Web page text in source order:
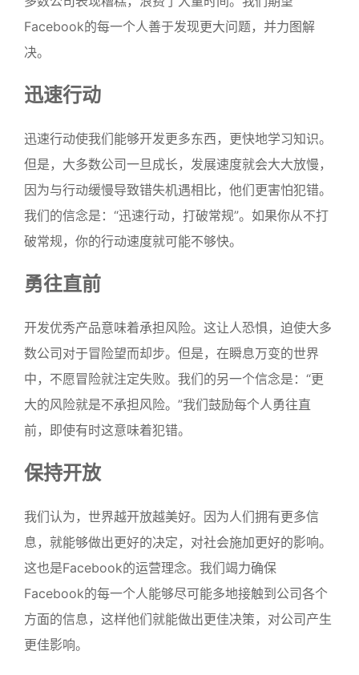
Facebook的每一个人善于发现更大问题，并力图解
决。
迅速行动
迅速行动使我们能够开发更多东西，更快地学习知识。
但是，大多数公司一旦成长，发展速度就会大大放慢，
因为与行动缓慢导致错失机遇相比，他们更害怕犯错。
我们的信念是：“迅速行动，打破常规”。如果你从不打
破常规，你的行动速度就可能不够快。
勇往直前
开发优秀产品意味着承担风险。这让人恐惧，迫使大多
数公司对于冒险望而却步。但是，在瞬息万变的世界
中，不愿冒险就注定失败。我们的另一个信念是：“更
大的风险就是不承担风险。”我们鼓励每个人勇往直
前，即使有时这意味着犯错。
保持开放
我们认为，世界越开放越美好。因为人们拥有更多信
息，就能够做出更好的决定，对社会施加更好的影响。
这也是Facebook的运营理念。我们竭力确保
Facebook的每一个人能够尽可能多地接触到公司各个
方面的信息，这样他们就能做出更佳决策，对公司产生
更佳影响。